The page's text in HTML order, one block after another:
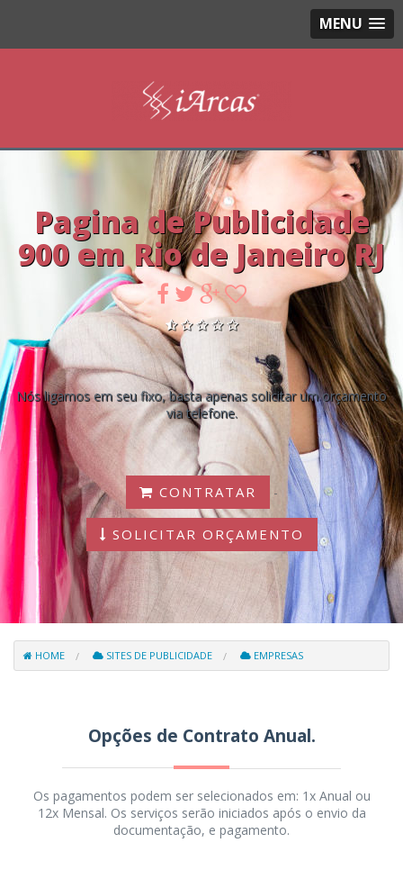
MENU
Pagina de Publicidade
900 em Rio de Janeiro RJ
Nós ligamos em seu fixo, basta apenas solicitar um orçamento
via telefone.
CONTRATAR -
SOLICITAR ORÇAMENTO
HOME SITES DE PUBLICIDADE EMPRESAS
Opções de Contrato Anual.
Os pagamentos podem ser selecionados em: 1x Anual ou
12x Mensal. Os serviços serão iniciados após o envio da
documentação, e pagamento.